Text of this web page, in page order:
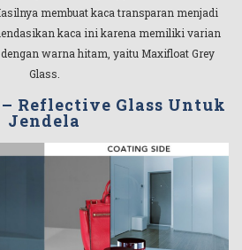
membuat kaca transparan menjadi
kaca ini karena memiliki varian
warna hitam, yaitu Maxifloat Grey
Glass.
Reflective Glass Untuk
Jendela